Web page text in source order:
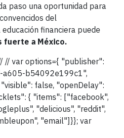
paso una oportunidad para
del
financiera puede
fuerte a México.
// var options={ "publisher":
b54092e199c1",
false, "openDelay":
{ "items": ["facebook",
"delicious", "reddit",
"email"]}}; var